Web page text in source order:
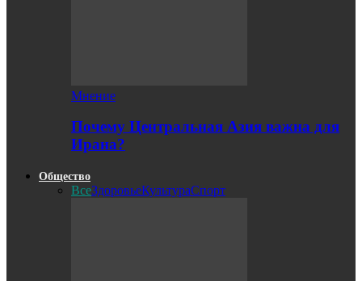
Мнение
Почему Центральная Азия важна для
Ирана?
Общество
ВсеЗдоровьеКультураСпорт